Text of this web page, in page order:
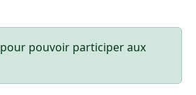
pour pouvoir participer aux